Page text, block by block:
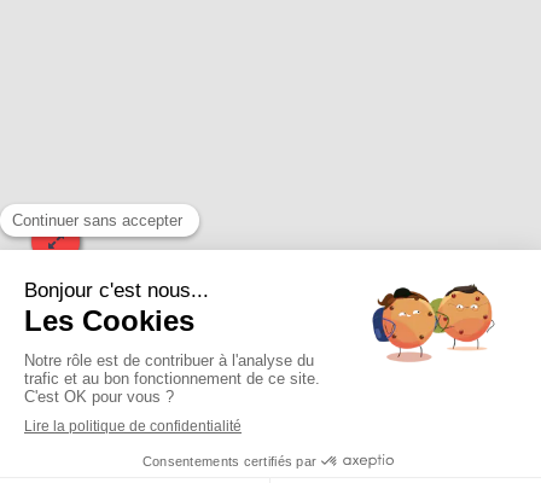
+33549653337
Rechercher